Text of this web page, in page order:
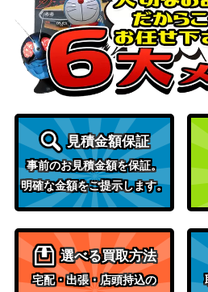
フウロ（SR）【s4a 195/1
90】
ソード
（シャ
V）
アローラキュウコンGX
（HR）【SM2K 057/05
0】
サン&
ブラッキー（PROMO）
【067/SV-P】
スカ
（
バンギラスGX（HR）【S
サン&
ストリンダーex（SR）
【SV4M 081/066】
スカ
レット
（未来
見積金額保証
事前のお見積金額を保証。
明確な金額をご提示します。
選べる買取方法
宅配・出張・店頭持込の